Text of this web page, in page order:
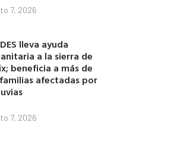
7, 2026
lleva ayuda
a la sierra de
beneficia a más de
afectadas por
7, 2026